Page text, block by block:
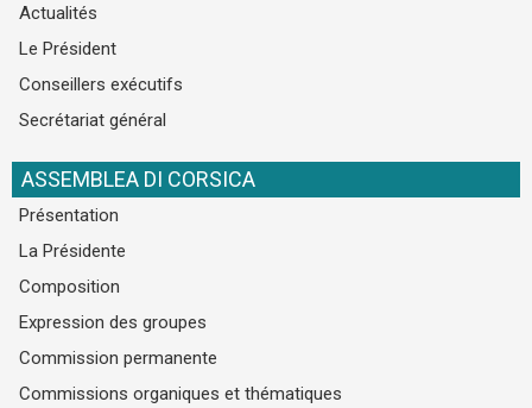
Actualités
Le Président
Conseillers exécutifs
Secrétariat général
ASSEMBLEA DI CORSICA
Présentation
La Présidente
Composition
Expression des groupes
Commission permanente
Commissions organiques et thématiques